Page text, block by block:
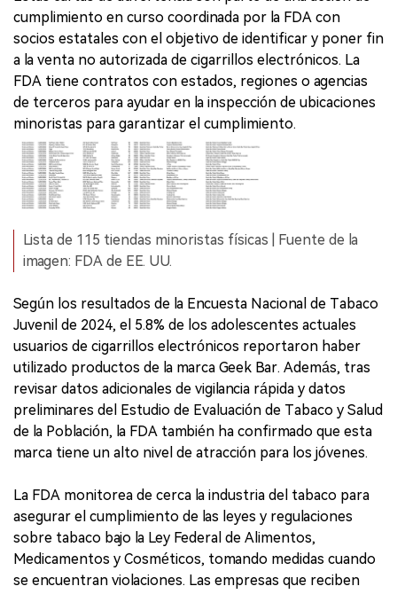
cumplimiento en curso coordinada por la FDA con
socios estatales con el objetivo de identificar y poner fin
a la venta no autorizada de cigarrillos electrónicos. La
FDA tiene contratos con estados, regiones o agencias
de terceros para ayudar en la inspección de ubicaciones
minoristas para garantizar el cumplimiento.
Lista de 115 tiendas minoristas físicas | Fuente de la
imagen: FDA de EE. UU.
Según los resultados de la Encuesta Nacional de Tabaco
Juvenil de 2024, el 5.8% de los adolescentes actuales
usuarios de cigarrillos electrónicos reportaron haber
utilizado productos de la marca Geek Bar. Además, tras
revisar datos adicionales de vigilancia rápida y datos
preliminares del Estudio de Evaluación de Tabaco y Salud
de la Población, la FDA también ha confirmado que esta
marca tiene un alto nivel de atracción para los jóvenes.
La FDA monitorea de cerca la industria del tabaco para
asegurar el cumplimiento de las leyes y regulaciones
sobre tabaco bajo la Ley Federal de Alimentos,
Medicamentos y Cosméticos, tomando medidas cuando
se encuentran violaciones. Las empresas que reciben